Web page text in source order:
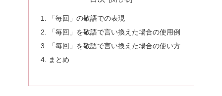
「毎回」の敬語での表現
「毎回」を敬語で言い換えた場合の使用例
「毎回」を敬語で言い換えた場合の使い方
まとめ